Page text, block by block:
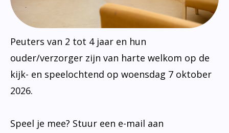
Peuters van 2 tot 4 jaar en hun
ouder/verzorger zijn van harte welkom op de
kijk- en speelochtend op woensdag 7 oktober
2026.
Speel je mee? Stuur een e-mail aan